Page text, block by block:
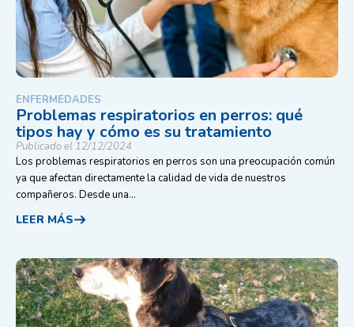
ENFERMEDADES
Problemas respiratorios en perros: qué
tipos hay y cómo es su tratamiento
Publicado el 12/12/2024
Los problemas respiratorios en perros son una preocupación común
ya que afectan directamente la calidad de vida de nuestros
compañeros. Desde una...
LEER MÁS